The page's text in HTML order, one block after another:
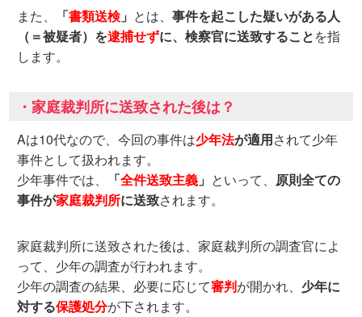
また、 「書類送検 」 とは、事件を起こした疑いがある人
（＝被疑者）を逮捕せずに、検察官に送致することを指
します。
・家庭裁判所に送致された後は？
Aは10代なので、今回の事件は少年法が適用されて少年
事件として扱われます。
少年事件では、
「全件送致主義 」 といって、 原則全ての
事件が家庭裁判所に送致されます。
家庭裁判所に送致された後は、家庭裁判所の調査官によ
って、少年の調査が行われます。
少年の調査の結果、必要に応じて審判が開かれ、 少年に
対する保護処分が下されます。